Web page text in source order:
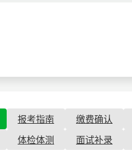
历年真题
报考指南 缴费确认
体检体测 面试补录